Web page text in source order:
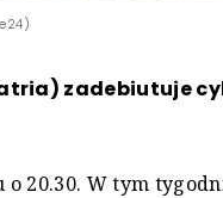
zadebiutuje
20.30. W tym